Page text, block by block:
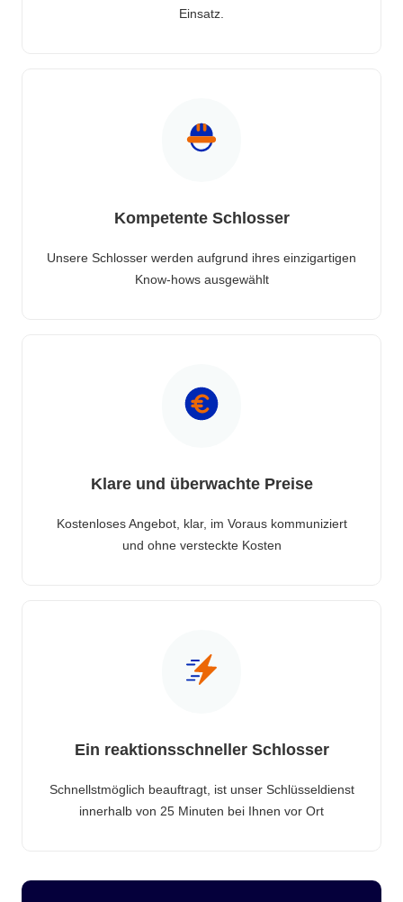
Einsatz.
Kompetente Schlosser
Unsere Schlosser werden aufgrund ihres einzigartigen
Know-hows ausgewählt
Klare und überwachte Preise
Kostenloses Angebot, klar, im Voraus kommuniziert
und ohne versteckte Kosten
Ein reaktionsschneller Schlosser
Schnellstmöglich beauftragt, ist unser Schlüsseldienst
innerhalb von 25 Minuten bei Ihnen vor Ort